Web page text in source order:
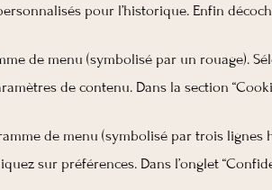
pour l’historique. Enfin
de menu (symbolisé par un rouage).
de contenu. Dans la section
de menu (symbolisé par trois lignes
sur préférences. Dans l’onglet